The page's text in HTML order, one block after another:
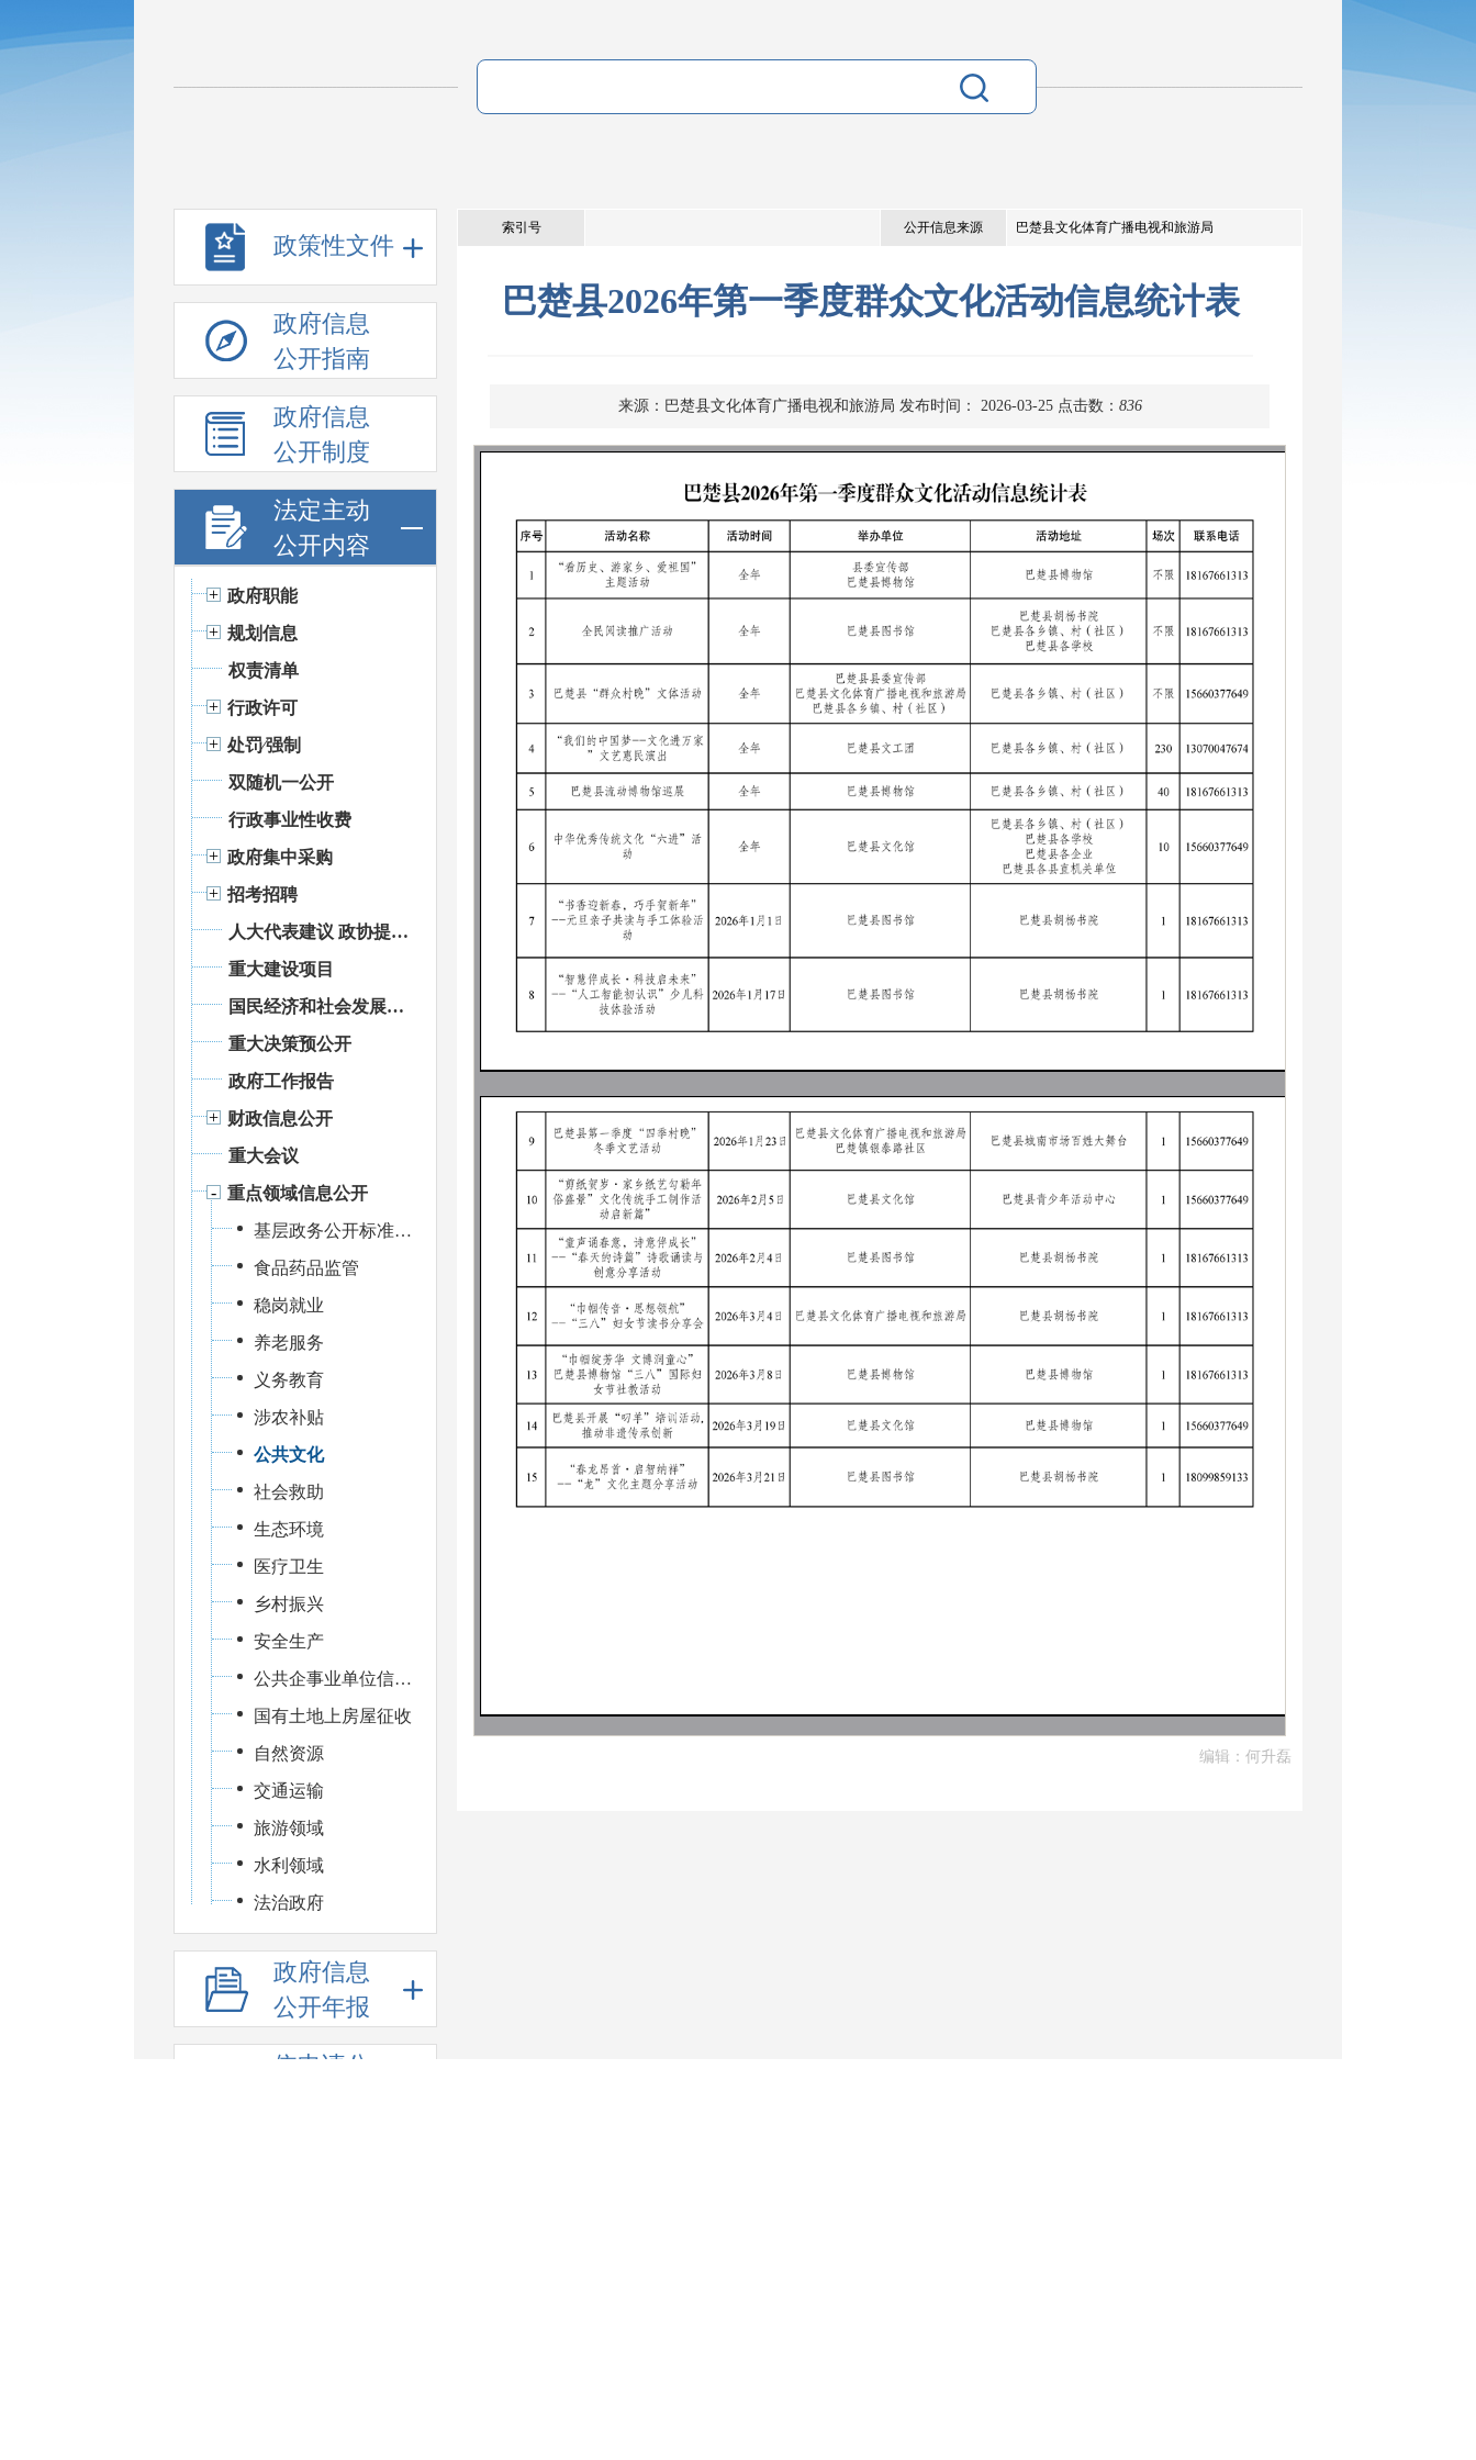
政策性文件
政府信息
公开指南
政府信息
公开制度
法定主动
公开内容
政府职能
规划信息
权责清单
行政许可
处罚⁄强制
双随机一公开
行政事业性收费
政府集中采购
招考招聘
人大代表建议 政协提案办理
重大建设项目
国民经济和社会发展统计信息
重大决策预公开
政府工作报告
财政信息公开
重大会议
重点领域信息公开
基层政务公开标准化规范化建设
食品药品监管
稳岗就业
养老服务
义务教育
涉农补贴
公共文化
社会救助
生态环境
医疗卫生
乡村振兴
安全生产
公共企事业单位信息公开
国有土地上房屋征收
自然资源
交通运输
旅游领域
水利领域
法治政府
政府信息
公开年报
依申请公
索引号 公开信息来源 巴楚县文化体育广播电视和旅游局
巴楚县2026年第一季度群众文化活动信息统计表
来源：巴楚县文化体育广播电视和旅游局 发布时间： 2026-03-25 点击数： 836
编辑：何升磊